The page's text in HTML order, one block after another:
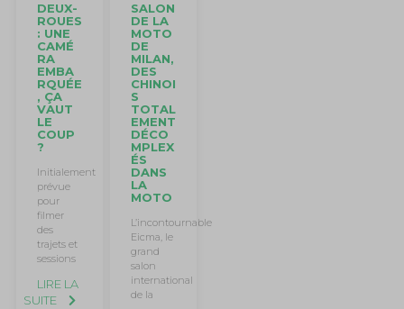
DEUX-
ROUES
: UNE
CAMÉ
RA
EMBA
RQUÉE
, ÇA
VAUT
LE
COUP
?
Initialement
prévue
pour
filmer
des
trajets et
sessions
LIRE LA
SUITE
SALON
DE LA
MOTO
DE
MILAN,
DES
CHINOI
S
TOTAL
EMENT
DÉCO
MPLEX
ÉS
DANS
LA
MOTO
L’incontournable
Eicma, le
grand
salon
international
de la